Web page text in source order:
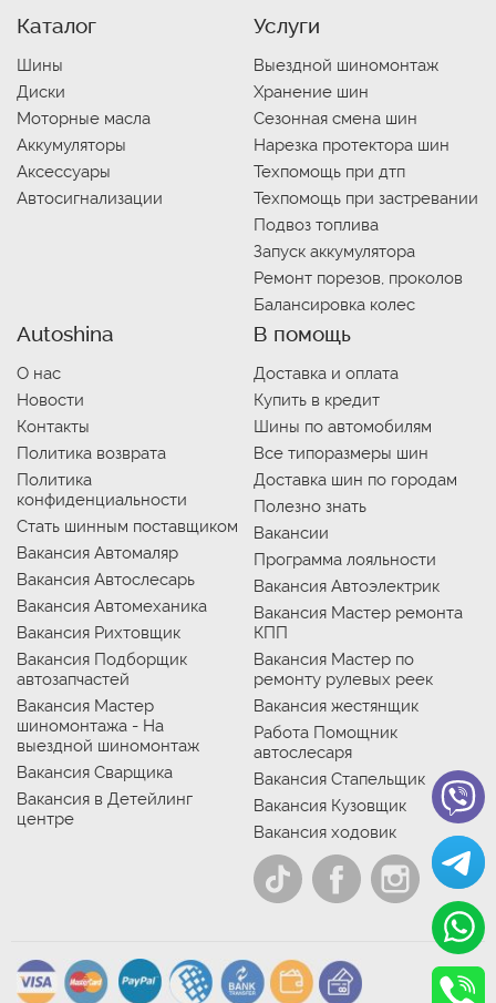
Каталог
Шины
Диски
Моторные масла
Аккумуляторы
Аксессуары
Автосигнализации
Услуги
Выездной шиномонтаж
Хранение шин
Сезонная смена шин
Нарезка протектора шин
Техпомощь при дтп
Техпомощь при застревании
Подвоз топлива
Запуск аккумулятора
Ремонт порезов, проколов
Балансировка колес
Autoshina
О нас
Новости
Контакты
Политика возврата
Политика
конфиденциальности
Стать шинным поставщиком
Вакансия Автомаляр
Вакансия Автослесарь
Вакансия Автомеханика
Вакансия Рихтовщик
Вакансия Подборщик
автозапчастей
Вакансия Мастер
шиномонтажа - На
выездной шиномонтаж
Вакансия Сварщика
Вакансия в Детейлинг
центре
В помощь
Доставка и оплата
Купить в кредит
Шины по автомобилям
Все типоразмеры шин
Доставка шин по городам
Полезно знать
Вакансии
Программа лояльности
Вакансия Автоэлектрик
Вакансия Мастер ремонта
КПП
Вакансия Мастер по
ремонту рулевых реек
Вакансия жестянщик
Работа Помощник
автослесаря
Вакансия Стапельщик
Вакансия Кузовщик
Вакансия ходовик